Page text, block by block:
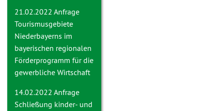
21.02.2022 Anfrage
Tourismusgebiete
Niederbayerns im
bayerischen regionalen
Förderprogramm für die
gewerbliche Wirtschaft
14.02.2022 Anfrage
Schließung kinder- und